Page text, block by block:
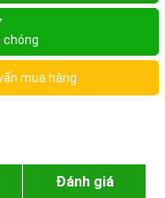
chóng
mua hàng
Đánh giá